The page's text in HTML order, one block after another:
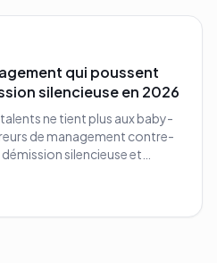
qui poussent
silencieuse en 2026
ne tient plus aux baby-
de management contre-
silencieuse et